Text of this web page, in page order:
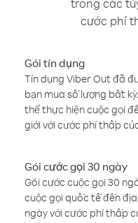
trong các
cước phí
Gói tín dụng
Tín dụng Viber Out đã
bạn mua số lượng bất
thể thực hiện cuộc gọi
giới với cước phí thấp
Gói cước gọi 30 ngày
Gói cước cuộc gọi 30
cuộc gọi quốc tế đến
ngày với cước phí thấp